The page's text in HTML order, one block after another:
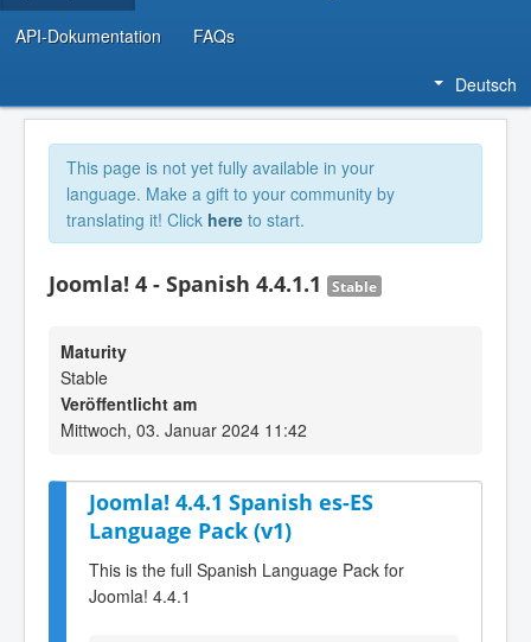
API-Dokumentation FAQs
Deutsch
This page is not yet fully available in your
language. Make a gift to your community by
translating it! Click here to start.
Joomla! 4 - Spanish 4.4.1.1 Stable
Maturity
Stable
Veröffentlicht am
Mittwoch, 03. Januar 2024 11:42
Joomla! 4.4.1 Spanish es-ES
Language Pack (v1)
This is the full Spanish Language Pack for
Joomla! 4.4.1